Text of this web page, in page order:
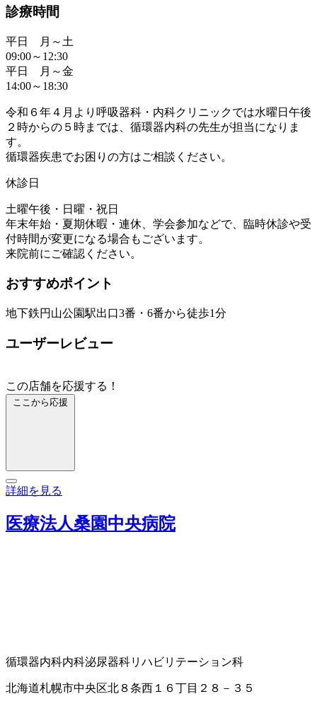
診療時間
平日 月～土
09:00～12:30
平日 月～金
14:00～18:30
令和６年４月より呼吸器科・内科クリニックでは水曜日午後
２時からの５時までは、循環器内科の先生が担当になりま
す。
循環器疾患でお困りの方はご相談ください。
休診日
土曜午後・日曜・祝日
年末年始・夏期休暇・連休、学会参加などで、臨時休診や受
付時間が変更になる場合もございます。
来院前にご確認ください。
おすすめポイント
地下鉄円山公園駅出口3番・6番から徒歩1分
ユーザーレビュー
この店舗を応援する！
ここから応援
詳細を見る
医療法人桑園中央病院
循環器内科内科泌尿器科リハビリテーション科
北海道札幌市中央区北８条西１６丁目２８－３５